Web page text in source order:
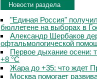
Новости раздела
"Единая Россия"
бюллетене на выборах в
Александр Щербаков
офтальмологической
Первое дыхание осени:
+8 °C
Жара до +35: что ждет
Москва помогает